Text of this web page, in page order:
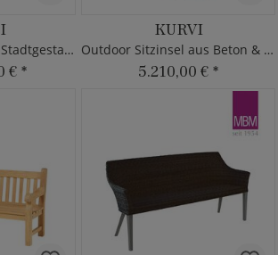
Bank für Park- oder Stadtgestaltung
€ *
KURVI
Outdoor Sitzinsel aus Beton & Lärche
5.210,00 € *